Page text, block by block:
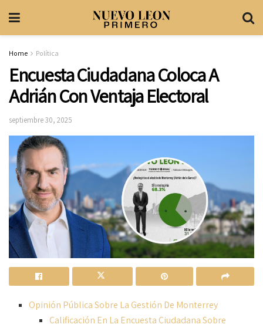
Home Política
Encuesta Ciudadana Coloca A
Adrián Con Ventaja Electoral
septiembre 30, 2025
Opinión Pública Sobre La Gestión De Monterrey
Calificación En La Encuesta Ciudadana Sobre